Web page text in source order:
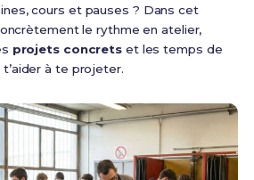
cours et pauses ? Dans cet
le rythme en atelier,
projets concrets et les temps de
t’aider à te projeter.